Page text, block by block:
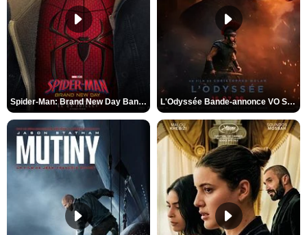
Spider-Man: Brand New Day Bande-annonce VO STFR L'Odyssée Bande-annonce VO STFR